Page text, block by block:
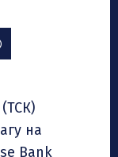
на
Bank